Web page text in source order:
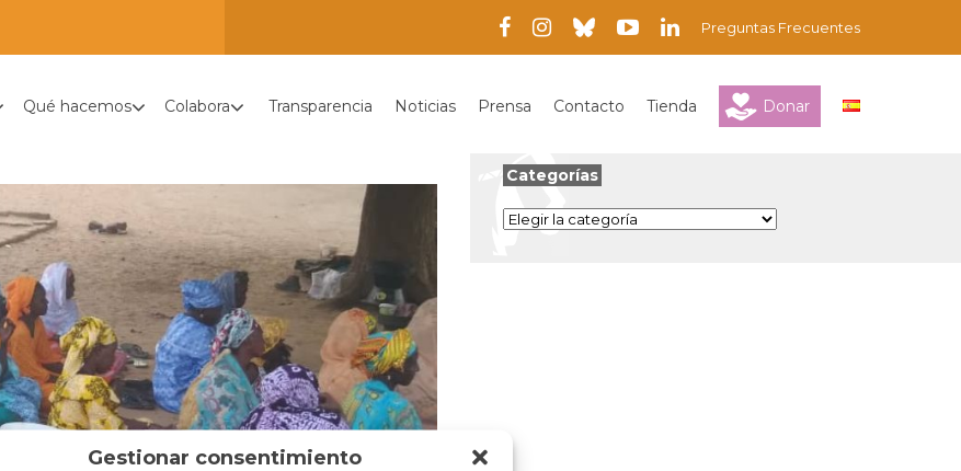
Gestionar consentimiento
Preguntas Frecuentes
Qué hacemos Colabora Transparencia Noticias Prensa Contacto Tienda Donar
Categorías
Categorías